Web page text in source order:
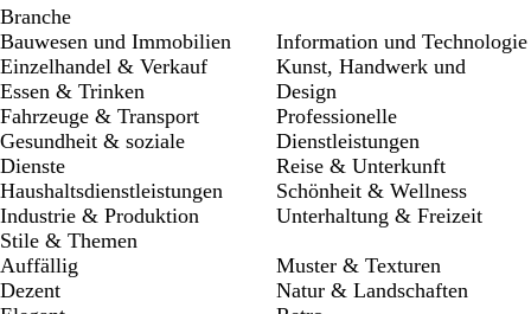
Branche
Bauwesen und Immobilien
Einzelhandel & Verkauf
Essen & Trinken
Fahrzeuge & Transport
Gesundheit & soziale
Dienste
Haushaltsdienstleistungen
Industrie & Produktion
Information und Technologie
Kunst, Handwerk und
Design
Professionelle
Dienstleistungen
Reise & Unterkunft
Schönheit & Wellness
Unterhaltung & Freizeit
Stile & Themen
Auffällig
Dezent
Muster & Texturen
Natur & Landschaften